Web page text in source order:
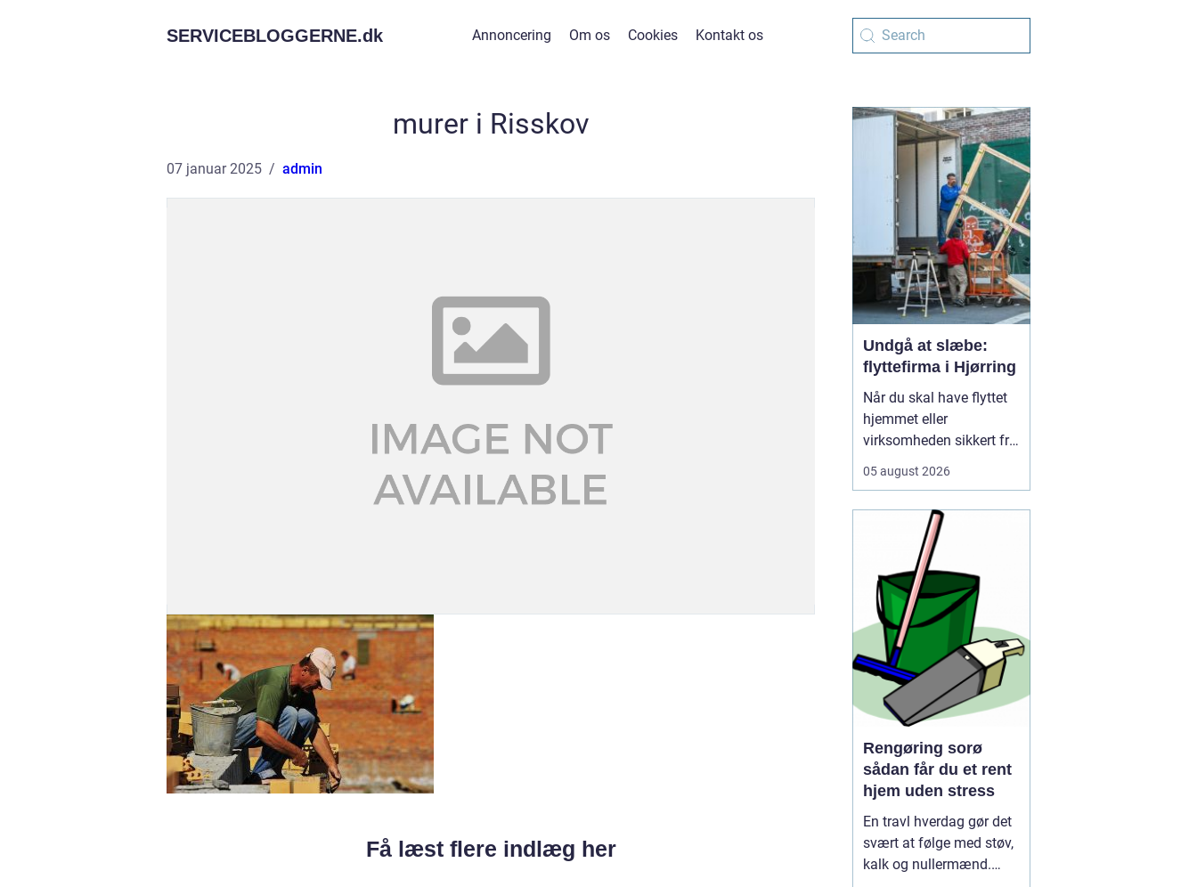
SERVICEBLOGGERNE.dk Annoncering Om os Cookies Kontakt os
murer i Risskov
07 januar 2025 admin
Få læst flere indlæg her
Undgå at slæbe:
flyttefirma i Hjørring
Når du skal have flyttet
hjemmet eller
virksomheden sikkert fra
i dag et professionelt
for stress, tunge løft og
tidskrævende
planlægning. Mange
opdager først, hv...
05 august 2026
Rengøring sorø
sådan får du et rent
hjem uden stress
En travl hverdag gør det
svært at følge med støv,
kalk og nullermænd.